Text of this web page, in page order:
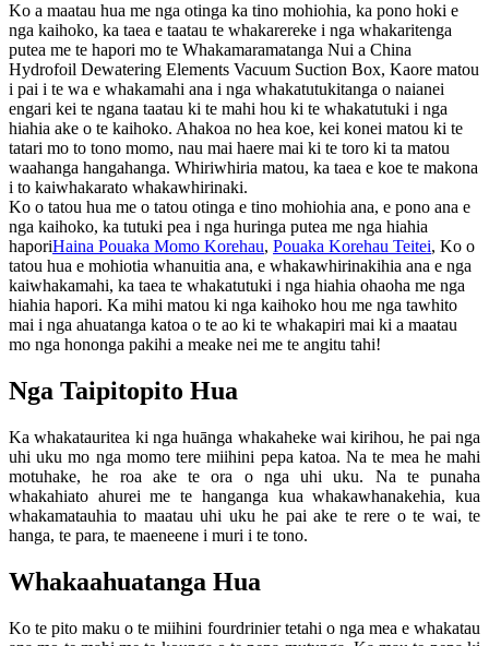
Ko a maatau hua me nga otinga ka tino mohiohia, ka pono hoki e
nga kaihoko, ka taea e taatau te whakarereke i nga whakaritenga
putea me te hapori mo te Whakamaramatanga Nui a China
Hydrofoil Dewatering Elements Vacuum Suction Box, Kaore matou
i pai i te wa e whakamahi ana i nga whakatutukitanga o naianei
engari kei te ngana taatau ki te mahi hou ki te whakatutuki i nga
hiahia ake o te kaihoko. Ahakoa no hea koe, kei konei matou ki te
tatari mo to tono momo, nau mai haere mai ki te toro ki ta matou
waahanga hangahanga. Whiriwhiria matou, ka taea e koe te makona
i to kaiwhakarato whakawhirinaki.
Ko o tatou hua me o tatou otinga e tino mohiohia ana, e pono ana e
nga kaihoko, ka tutuki pea i nga huringa putea me nga hiahia
haporiHaina Pouaka Momo Korehau, Pouaka Korehau Teitei, Ko o
tatou hua e mohiotia whanuitia ana, e whakawhirinakihia ana e nga
kaiwhakamahi, ka taea te whakatutuki i nga hiahia ohaoha me nga
hiahia hapori. Ka mihi matou ki nga kaihoko hou me nga tawhito
mai i nga ahuatanga katoa o te ao ki te whakapiri mai ki a maatau
mo nga hononga pakihi a meake nei me te angitu tahi!
Nga Taipitopito Hua
Ka whakatauritea ki nga huānga whakaheke wai kirihou, he pai nga
uhi uku mo nga momo tere miihini pepa katoa. Na te mea he mahi
motuhake, he roa ake te ora o nga uhi uku. Na te punaha
whakahiato ahurei me te hanganga kua whakawhanakehia, kua
whakamatauhia to maatau uhi uku he pai ake te rere o te wai, te
hanga, te para, te maeneene i muri i te tono.
Whakaahuatanga Hua
Ko te pito maku o te miihini fourdrinier tetahi o nga mea e whakatau